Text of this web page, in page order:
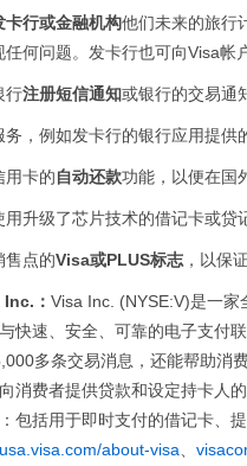
卡行或金融机构他们未来的旅行
任何问题。发卡行也可向Visa帐
行注册短信通知或银行的交易通
务，例如发卡行的银行应用提供
用卡的自动还款功能，以便在国
用升级了芯片技术的借记卡或贷
售点的Visa或PLUS标志 ，以保
Inc. ： Visa Inc. (NYSE:V)是一
快速、安全、可靠的电子支付
多条交易消息，还能帮助消
消费者提供贷款和设定持卡人
包括用于即时支付的借记卡、
usa.visa.com/about-visa